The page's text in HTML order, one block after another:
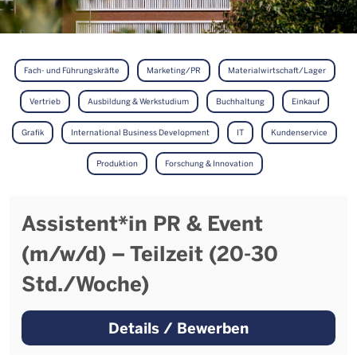
Fach- und Führungskräfte Marketing/PR Materialwirtschaft/Lager
Vertrieb Ausbildung & Werkstudium Buchhaltung Einkauf
Grafik International Business Development IT Kundenservice
Produktion Forschung & Innovation
Assistent*in PR & Event
(m/w/d) – Teilzeit (20-30
Std./Woche)
Details / Bewerben